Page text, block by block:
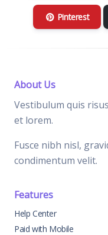
Pinterest
About Us
Vestibulum quis
et lorem.
Fusce nibh nisl,
condimentum velit.
Features
Help Center
Paid with Mobile